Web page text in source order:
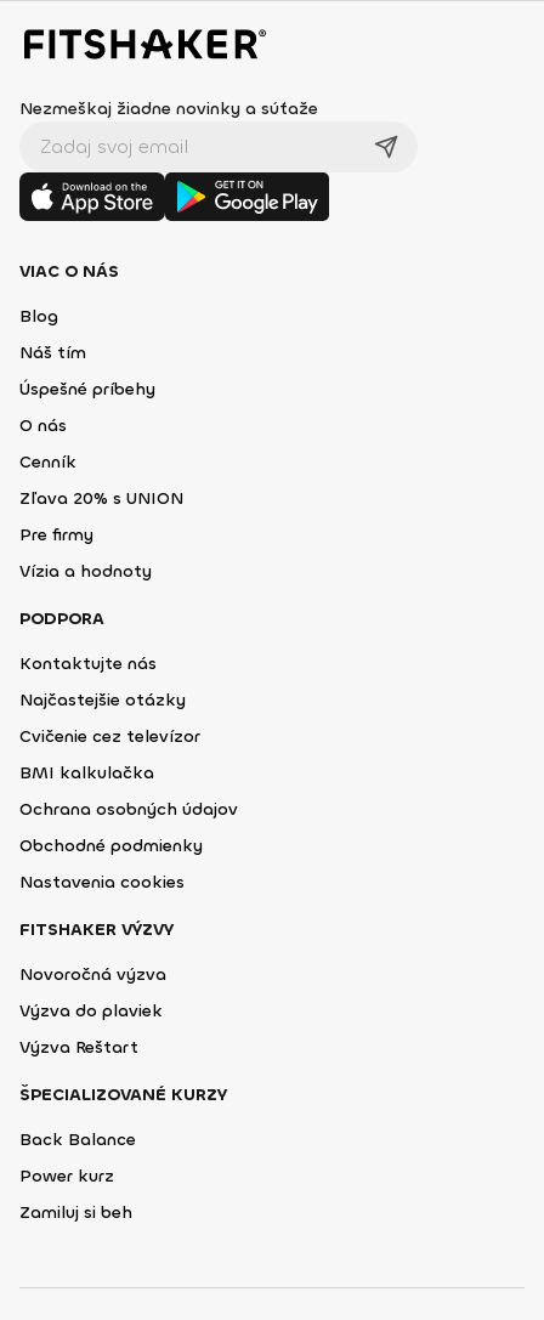
Nezmeškaj žiadne novinky a súťaže
VIAC O NÁS
Blog
Náš tím
Úspešné príbehy
O nás
Cenník
Zľava 20% s UNION
Pre firmy
Vízia a hodnoty
PODPORA
Kontaktujte nás
Najčastejšie otázky
Cvičenie cez televízor
BMI kalkulačka
Ochrana osobných údajov
Obchodné podmienky
Nastavenia cookies
FITSHAKER VÝZVY
Novoročná výzva
Výzva do plaviek
Výzva Reštart
ŠPECIALIZOVANÉ KURZY
Back Balance
Power kurz
Zamiluj si beh